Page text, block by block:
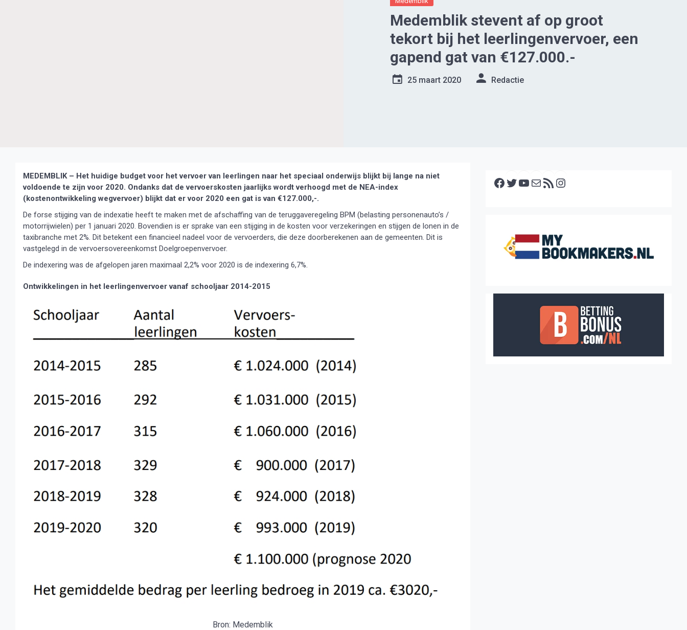
Medemblik stevent af op groot
tekort bij het leerlingenvervoer, een
gapend gat van €127.000.-
25 maart 2020 Redactie
MEDEMBLIK – Het huidige budget voor het vervoer van leerlingen naar het speciaal onderwijs blijkt bij lange na niet
voldoende te zijn voor 2020. Ondanks dat de vervoerskosten jaarlijks wordt verhoogd met de NEA-index
(kostenontwikkeling wegvervoer) blijkt dat er voor 2020 een gat is van €127.000,-.
De forse stijging van de indexatie heeft te maken met de afschaffing van de teruggaveregeling BPM (belasting personenauto’s /
motorrijwielen) per 1 januari 2020. Bovendien is er sprake van een stijging in de kosten voor verzekeringen en stijgen de lonen in de
taxibranche met 2%. Dit betekent een financieel nadeel voor de vervoerders, die deze doorberekenen aan de gemeenten. Dit is
vastgelegd in de vervoersovereenkomst Doelgroepenvervoer.
De indexering was de afgelopen jaren maximaal 2,2% voor 2020 is de indexering 6,7%.
Ontwikkelingen in het leerlingenvervoer vanaf schooljaar 2014-2015
Bron: Medemblik
Facebook Twitter YouTube E-mail RSS feed